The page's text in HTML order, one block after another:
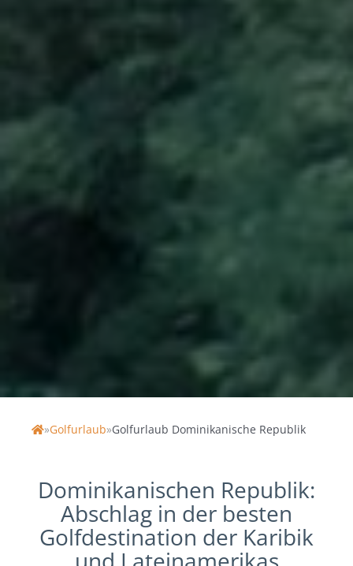
GOLFURLAUB
DOMINIKANISCHE
Home
»Golfurlaub»Golfurlaub Dominikanische Republik
Dominikanischen Republik:
Abschlag in der besten
Golfdestination der Karibik